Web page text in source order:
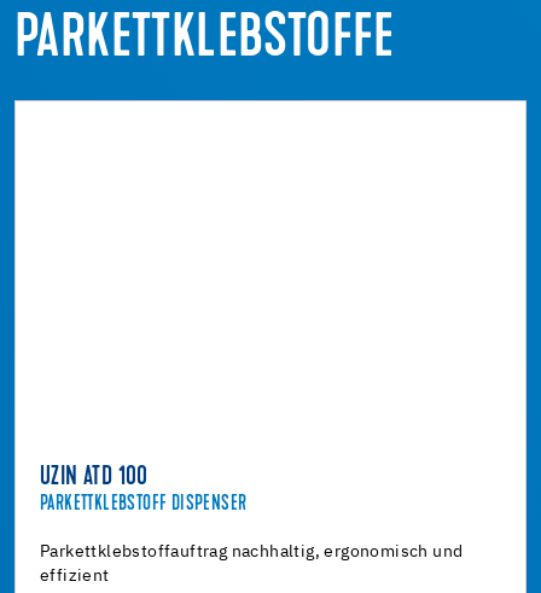
PARKETTKLEBSTOFFE
UZIN ATD 100
PARKETTKLEBSTOFF DISPENSER
Parkettklebstoffauftrag nachhaltig, ergonomisch und
effizient